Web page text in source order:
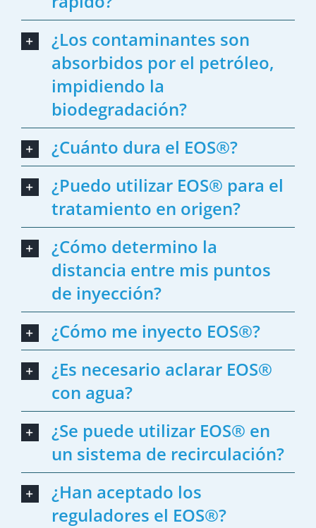
¿Los contaminantes son
absorbidos por el petróleo,
impidiendo la
biodegradación?
¿Cuánto dura el EOS®?
¿Puedo utilizar EOS® para el
tratamiento en origen?
¿Cómo determino la
distancia entre mis puntos
de inyección?
¿Cómo me inyecto EOS®?
¿Es necesario aclarar EOS®
con agua?
¿Se puede utilizar EOS® en
un sistema de recirculación?
¿Han aceptado los
reguladores el EOS®?